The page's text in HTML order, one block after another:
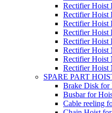
Rectifier Hoist
Rectifier
Rectifier Hoist
Rectifier Hoist
Rectifier Hoist
Rectifier
Rectifier
Rectifier Hoist
SPARE PART
Brake Disk for
Busbar for
Cable reeling